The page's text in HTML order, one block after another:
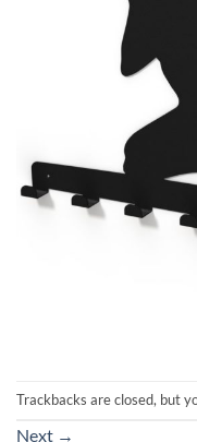
Trackbacks are closed, but
Next →